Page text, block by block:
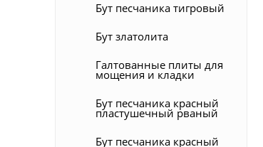
Бут песчаника тигровый
Бут златолита
Галтованные плиты для
мощения и кладки
Бут песчаника красный
пластушечный рваный
Бут песчаника красный